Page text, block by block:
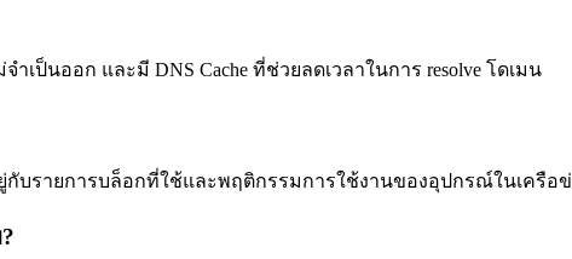
เป็นออก และมี DNS Cache ที่ช่วยลดเวลาในการ resolve โดเมน
ยู่กับรายการบล็อกที่ใช้และพฤติกรรมการใช้งานของอุปกรณ์ในเครือ